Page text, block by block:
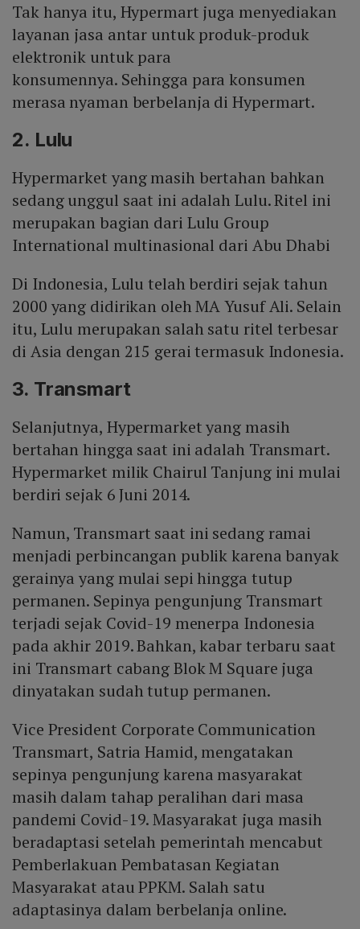
Tak hanya itu, Hypermart juga menyediakan
layanan jasa antar untuk produk-produk
elektronik untuk para
konsumennya. Sehingga para konsumen
merasa nyaman berbelanja di Hypermart.
2. Lulu
Hypermarket yang masih bertahan bahkan
sedang unggul saat ini adalah Lulu. Ritel ini
merupakan bagian dari Lulu Group
International multinasional dari Abu Dhabi
Di Indonesia, Lulu telah berdiri sejak tahun
2000 yang didirikan oleh MA Yusuf Ali. Selain
itu, Lulu merupakan salah satu ritel terbesar
di Asia dengan 215 gerai termasuk Indonesia.
3. Transmart
Selanjutnya, Hypermarket yang masih
bertahan hingga saat ini adalah Transmart.
Hypermarket milik Chairul Tanjung ini mulai
berdiri sejak 6 Juni 2014.
Namun, Transmart saat ini sedang ramai
menjadi perbincangan publik karena banyak
gerainya yang mulai sepi hingga tutup
permanen. Sepinya pengunjung Transmart
terjadi sejak Covid-19 menerpa Indonesia
pada akhir 2019. Bahkan, kabar terbaru saat
ini Transmart cabang Blok M Square juga
dinyatakan sudah tutup permanen.
Vice President Corporate Communication
Transmart, Satria Hamid, mengatakan
sepinya pengunjung karena masyarakat
masih dalam tahap peralihan dari masa
pandemi Covid-19. Masyarakat juga masih
beradaptasi setelah pemerintah mencabut
Pemberlakuan Pembatasan Kegiatan
Masyarakat atau PPKM. Salah satu
adaptasinya dalam berbelanja online.